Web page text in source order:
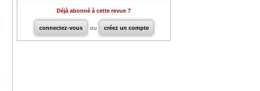
Déjà abonné à cette revue ?
connectez-vous ou créez un compte